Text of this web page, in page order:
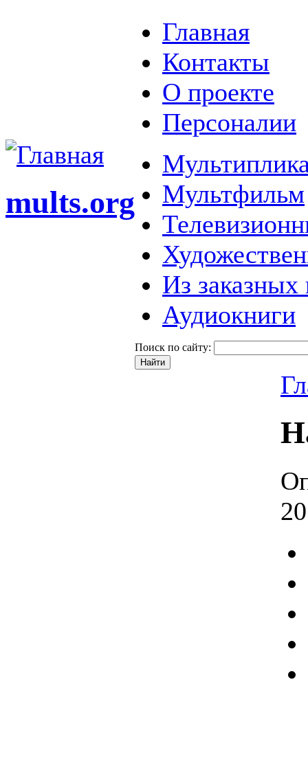
mults.org
Главная
Контакты
О проекте
Персоналии
Мультфильм
Из заказных
Аудиокниги
Поиск по сайту: